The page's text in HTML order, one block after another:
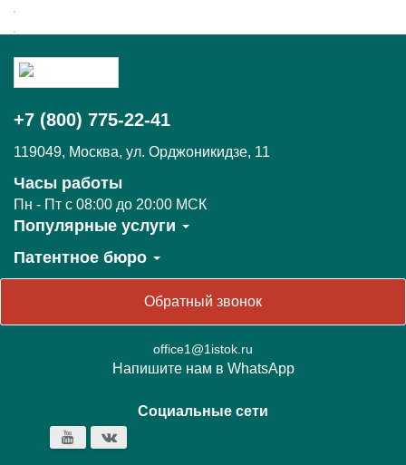
+7 (800) 775-22-41
119049, Москва, ул. Орджоникидзе, 11
Часы работы
Пн - Пт c 08:00 до 20:00 МСК
Популярные услуги
Патентное бюро
Обратный звонок
office1@1istok.ru
Напишите нам в WhatsApp
Социальные сети